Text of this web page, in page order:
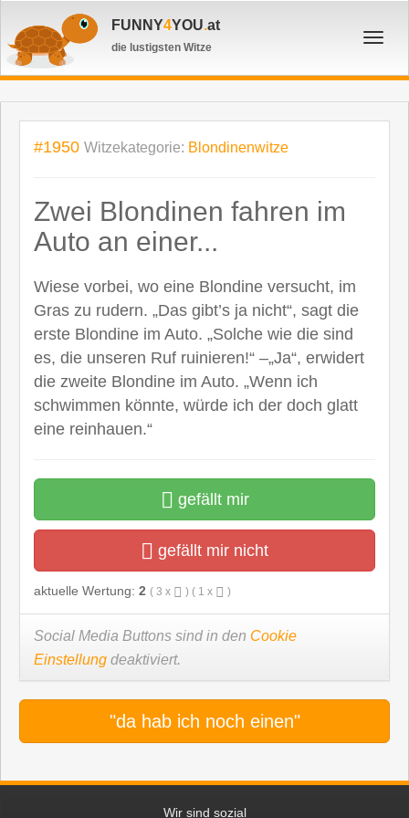
FUNNY4YOU.at
die lustigsten Witze
#1950 Witzekategorie: Blondinenwitze
Zwei Blondinen fahren im
Auto an einer...
Wiese vorbei, wo eine Blondine versucht, im
Gras zu rudern. „Das gibt’s ja nicht“, sagt die
erste Blondine im Auto. „Solche wie die sind
es, die unseren Ruf ruinieren!“ –„Ja“, erwidert
die zweite Blondine im Auto. „Wenn ich
schwimmen könnte, würde ich der doch glatt
eine reinhauen.“
gefällt mir
gefällt mir nicht
aktuelle Wertung: 2 ( 3 x ) ( 1 x )
Social Media Buttons sind in den Cookie
Einstellung deaktiviert.
"da hab ich noch einen"
Wir sind sozial